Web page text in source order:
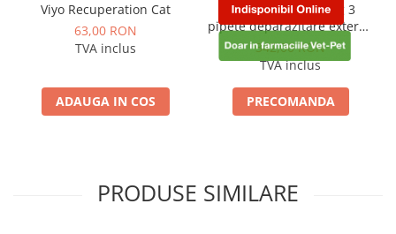
Viyo Recuperation Cat
63,00 RON
TVA inclus
ADAUGA IN COS
Advocate Dog 0-4 kg 3
pipete deparazitare externa
si interna pentru caini
342,00 RON
TVA inclus
PRECOMANDA
PRODUSE SIMILARE